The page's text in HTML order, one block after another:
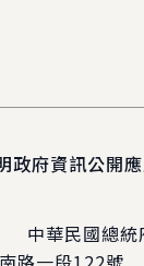
政府資訊公開
中華民國總